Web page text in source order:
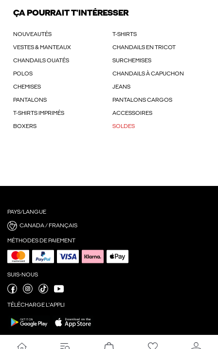
ÇA POURRAIT T'INTÉRESSER
NOUVEAUTÉS T-SHIRTS
VESTES & MANTEAUX CHANDAILS EN TRICOT
CHANDAILS OUATÉS SURCHEMISES
POLOS CHANDAILS À CAPUCHON
CHEMISES JEANS
PANTALONS PANTALONS CARGOS
T-SHIRTS IMPRIMÉS ACCESSOIRES
BOXERS SOLDES
PAYS/LANGUE
CANADA / FRANÇAIS
MÉTHODES DE PAIEMENT
SUIS-NOUS
TÉLÉCHARGE L'APPLI